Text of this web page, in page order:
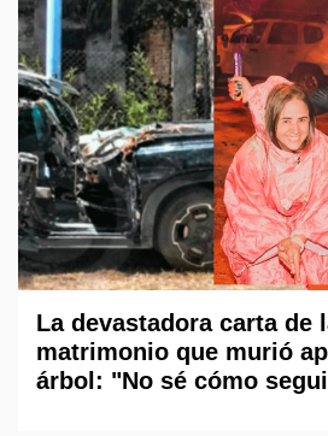
La devastadora carta de
matrimonio que murió
árbol: "No sé cómo